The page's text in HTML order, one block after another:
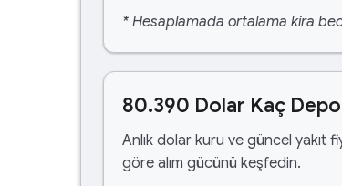
* Hesaplamada ortalama kira
80.390 Dolar Kaç Depo
Anlık dolar kuru ve güncel yakıt
göre alım gücünü keşfedin.